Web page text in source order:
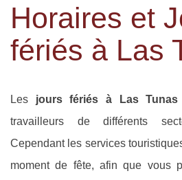
Horaires et
fériés à Las
Les jours fériés à Las Tunas
travailleurs de différents
Cependant les services
moment de fête, afin que vous